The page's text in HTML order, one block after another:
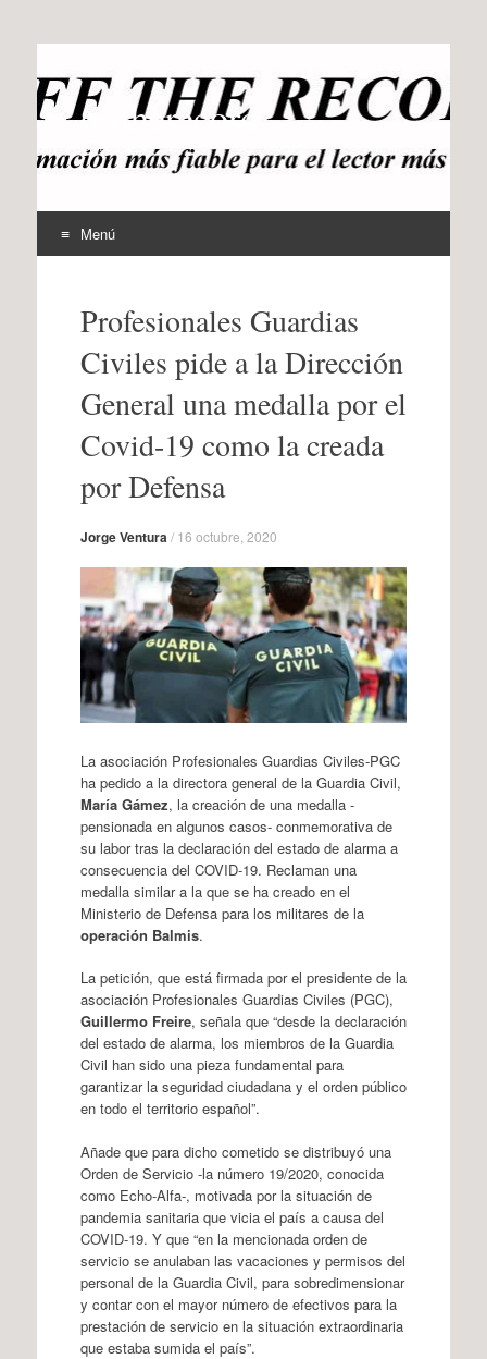
offtherecord
OTR
Menú
contenidoProfesionales Guardias
Civiles pide a la Dirección
General una medalla por el
Covid-19 como la creada
por Defensa
Jorge Ventura / 16 octubre, 2020
La asociación Profesionales Guardias Civiles-PGC
ha pedido a la directora general de la Guardia Civil,
María Gámez, la creación de una medalla -
pensionada en algunos casos- conmemorativa de
su labor tras la declaración del estado de alarma a
consecuencia del COVID-19. Reclaman una
medalla similar a la que se ha creado en el
Ministerio de Defensa para los militares de la
operación Balmis.
La petición, que está firmada por el presidente de la
asociación Profesionales Guardias Civiles (PGC),
Guillermo Freire, señala que “desde la declaración
del estado de alarma, los miembros de la Guardia
Civil han sido una pieza fundamental para
garantizar la seguridad ciudadana y el orden público
en todo el territorio español”.
Añade que para dicho cometido se distribuyó una
Orden de Servicio -la número 19/2020, conocida
como Echo-Alfa-, motivada por la situación de
pandemia sanitaria que vicia el país a causa del
COVID-19. Y que “en la mencionada orden de
servicio se anulaban las vacaciones y permisos del
personal de la Guardia Civil, para sobredimensionar
y contar con el mayor número de efectivos para la
prestación de servicio en la situación extraordinaria
que estaba sumida el país”.